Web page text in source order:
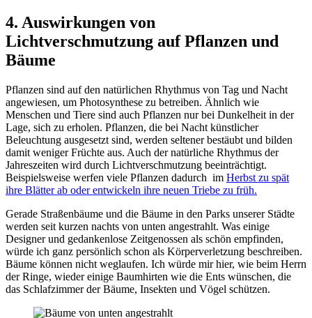
4. Auswirkungen von
Lichtverschmutzung auf Pflanzen und
Bäume
Pflanzen sind auf den natürlichen Rhythmus von Tag und Nacht
angewiesen, um Photosynthese zu betreiben. Ähnlich wie
Menschen und Tiere sind auch Pflanzen nur bei Dunkelheit in der
Lage, sich zu erholen. Pflanzen, die bei Nacht künstlicher
Beleuchtung ausgesetzt sind, werden seltener bestäubt und bilden
damit weniger Früchte aus. Auch der natürliche Rhythmus der
Jahreszeiten wird durch Lichtverschmutzung beeinträchtigt.
Beispielsweise werfen viele Pflanzen dadurch im Herbst zu spät
ihre Blätter ab oder entwickeln ihre neuen Triebe zu früh.
Gerade Straßenbäume und die Bäume in den Parks unserer Städte
werden seit kurzen nachts von unten angestrahlt. Was einige
Designer und gedankenlose Zeitgenossen als schön empfinden,
würde ich ganz persönlich schon als Körperverletzung beschreiben.
Bäume können nicht weglaufen. Ich würde mir hier, wie beim Herrn
der Ringe, wieder einige Baumhirten wie die Ents wünschen, die
das Schlafzimmer der Bäume, Insekten und Vögel schützen.